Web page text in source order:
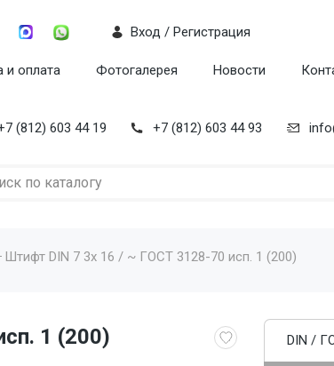
и оплата Фотогалерея Новости
Вход / Регистрация
(812) 603 44 19 +7 (812) 603 44 93
Штифт DIN 7 3x 16 / ~ ГОСТ 3128-70 исп. 1 (200)
1 (200) DIN /